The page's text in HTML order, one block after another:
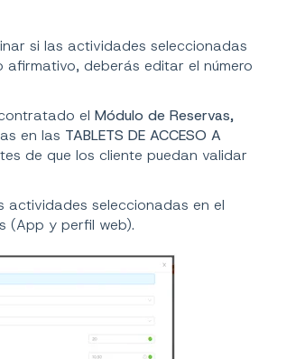
si las actividades seleccionadas
afirmativo, deberás editar el número
el Módulo de Reservas,
en las TABLETS DE ACCESO A
de que los cliente puedan validar
actividades seleccionadas en el
(App y perfil web).